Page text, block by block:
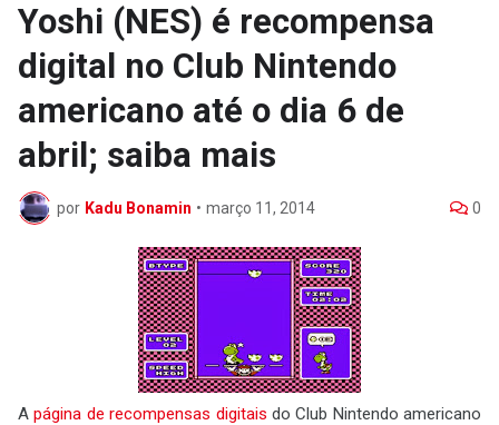
Yoshi (NES) é recompensa
digital no Club Nintendo
americano até o dia 6 de
abril; saiba mais
por Kadu Bonamin • março 11, 2014 0
Apágina de recompensas digitais do Club Nintendo americano